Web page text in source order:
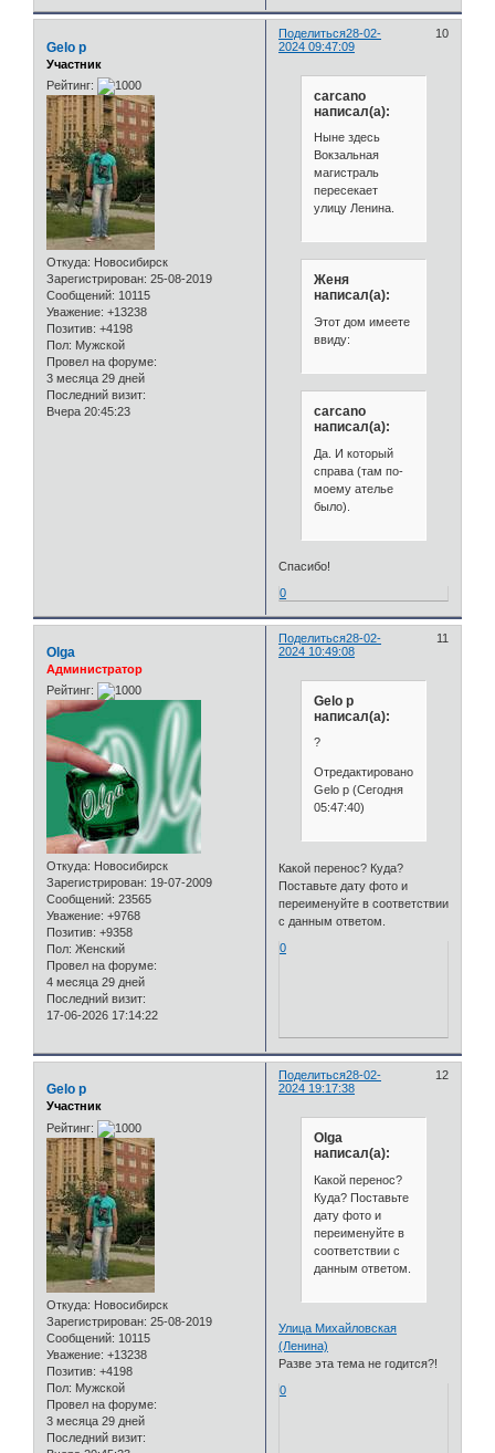
Поделиться 10
28-02-
2024 09:47:09
Gelo p
Участник
Рейтинг:
Откуда: Новосибирск
Зарегистрирован: 25-08-2019
Сообщений: 10115
Уважение: +13238
Позитив: +4198
Пол: Мужской
Провел на форуме:
3 месяца 29 дней
Последний визит:
Вчера 20:45:23
carcano
написал(а):
Ныне здесь
Вокзальная
магистраль
пересекает
улицу Ленина.
Женя
написал(а):
Этот дом имеете
ввиду:
carcano
написал(а):
Да. И который
справа (там по-
моему ателье
было).
Спасибо!
0
Поделиться 11
28-02-
2024 10:49:08
Olga
Администратор
Рейтинг:
Откуда: Новосибирск
Зарегистрирован: 19-07-2009
Сообщений: 23565
Уважение: +9768
Позитив: +9358
Пол: Женский
Провел на форуме:
4 месяца 29 дней
Последний визит:
17-06-2026 17:14:22
Gelo p
написал(а):
?
Отредактировано
Gelo p (Сегодня
05:47:40)
Какой перенос? Куда?
Поставьте дату фото и
переименуйте в соответствии
с данным ответом.
0
Поделиться 12
28-02-
2024 19:17:38
Gelo p
Участник
Рейтинг:
Откуда: Новосибирск
Зарегистрирован: 25-08-2019
Сообщений: 10115
Уважение: +13238
Позитив: +4198
Пол: Мужской
Провел на форуме:
3 месяца 29 дней
Последний визит:
Olga
написал(а):
Какой перенос?
Куда? Поставьте
дату фото и
переименуйте в
соответствии с
данным ответом.
Улица Михайловская
(Ленина)
Разве эта тема не годится?!
0